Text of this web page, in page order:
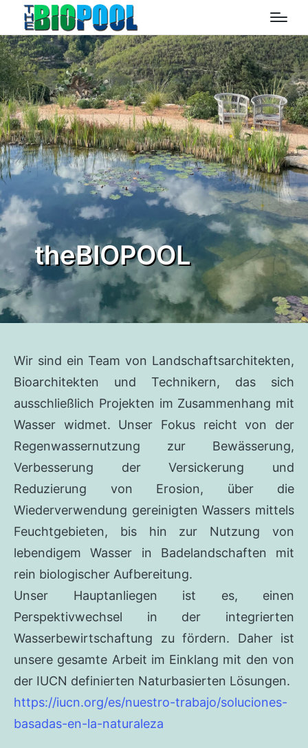
theBIOPOOL
Wir sind ein Team von Landschaftsarchitekten,
Bioarchitekten und Technikern, das sich
ausschließlich Projekten im Zusammenhang mit
Wasser widmet. Unser Fokus reicht von der
Regenwassernutzung zur Bewässerung,
Verbesserung der Versickerung und
Reduzierung von Erosion, über die
Wiederverwendung gereinigten Wassers mittels
Feuchtgebieten, bis hin zur Nutzung von
lebendigem Wasser in Badelandschaften mit
rein biologischer Aufbereitung.
Unser Hauptanliegen ist es, einen
Perspektivwechsel in der integrierten
Wasserbewirtschaftung zu fördern. Daher ist
unsere gesamte Arbeit im Einklang mit den von
der IUCN definierten Naturbasierten Lösungen.
https://iucn.org/es/nuestro-trabajo/soluciones-
basadas-en-la-naturaleza